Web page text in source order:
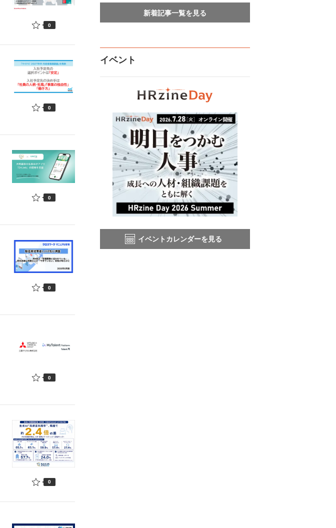
0
0
0
0
0
0
新着記事一覧を見る
イベント
イベントカレンダーを見る